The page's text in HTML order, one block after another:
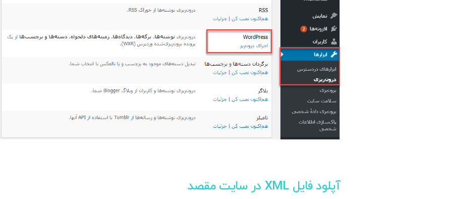
آپلود فایل XML در سایت مقصد